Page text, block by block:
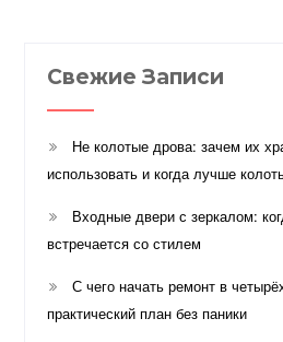
Свежие Записи
Не колотые дрова: зачем их
использовать и когда лучше
Входные двери с зеркалом:
встречается со стилем
С чего начать ремонт в
практический план без паники